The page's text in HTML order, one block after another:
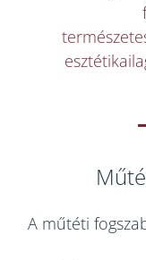
A műtéti